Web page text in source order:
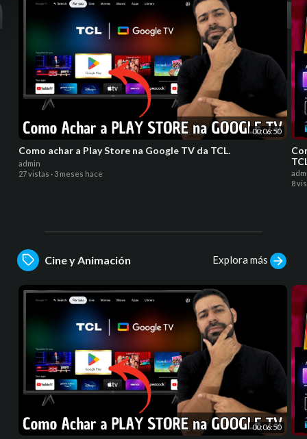
00:06:50
Como achar a Play Store na Google TV da TCL.
admin
27 vistas · 3 meses hace
8
Cine y Animación Explora más
00:06:50